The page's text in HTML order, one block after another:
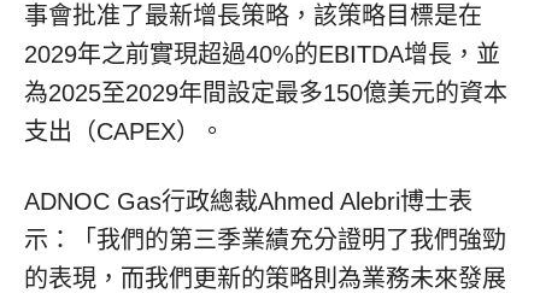
事會批准了最新增長策略，該策略目標是在
2029年之前實現超過40%的EBITDA增長，並
為2025至2029年間設定最多150億美元的資本
支出（CAPEX）。
ADNOC Gas行政總裁Ahmed Alebri博士表
示：「我們的第三季業績充分證明了我們強勁
的表現，而我們更新的策略則為業務未來發展